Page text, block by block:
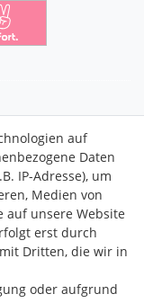
auf
Daten
IP-Adresse), um
Medien von
unsere Website
erst durch
Dritten, die wir in
oder aufgrund